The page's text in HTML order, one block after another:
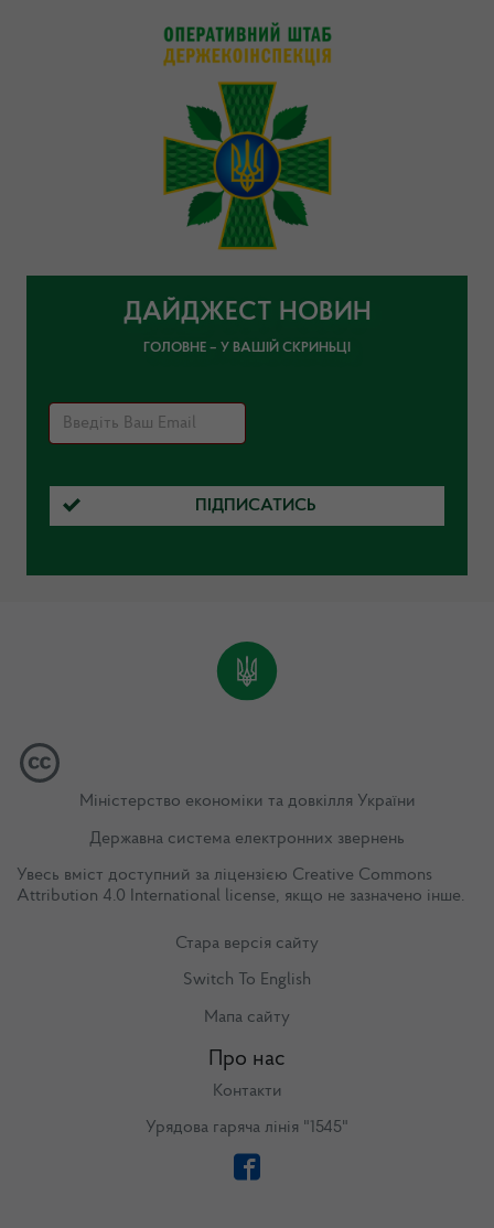
ДАЙДЖЕСТ НОВИН
ГОЛОВНЕ – У ВАШІЙ СКРИНЬЦІ
ПІДПИСАТИСЬ
Міністерство економіки та довкілля України
Державна система електронних звернень
Увесь вміст доступний за ліцензією Creative Commons
Attribution 4.0 International license, якщо не зазначено інше.
Стара версія сайту
Switch To English
Мапа сайту
Про нас
Контакти
Урядова гаряча лінія "1545"